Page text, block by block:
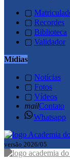
▢
▢ Recordes
▢ Biblioteca
▢ Validador
Mídias
▢ Notícias
▢ Fotos
▢ Vídeos
mailContato
Whatsapp
versão 2026/05